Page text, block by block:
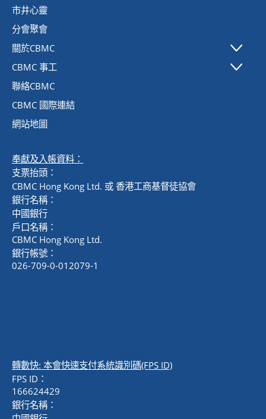
市井心靈
分會聚會
關於CBMC
協會簡介
成立背景
異象方向
CBMC 事工
事工策略
事工步驟
事工特色
聯絡CBMC
CBMC 國際連結
網站地圖
奉獻及入帳資料：
支票抬頭：
CBMC Hong Kong Ltd. 或 香港工商基督徒協會
銀行名稱：
中國銀行
戶口名稱：
CBMC Hong Kong Ltd.
銀行帳號：
026-709-0-012079-1
轉數快: 本會快速支付系統識別碼(FPS ID)
FPS ID：
166624429
銀行名稱：